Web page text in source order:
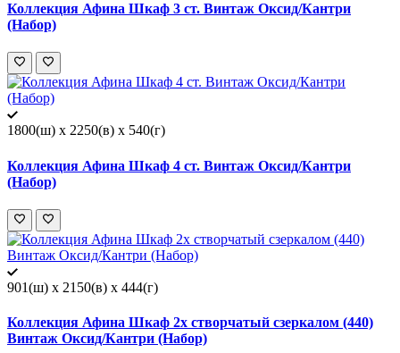
Коллекция Афина Шкаф 3 ст. Винтаж Оксид/Кантри
(Набор)
1800(ш) x 2250(в) x 540(г)
Коллекция Афина Шкаф 4 ст. Винтаж Оксид/Кантри
(Набор)
901(ш) x 2150(в) x 444(г)
Коллекция Афина Шкаф 2х створчатый сзеркалом (440)
Винтаж Оксид/Кантри (Набор)